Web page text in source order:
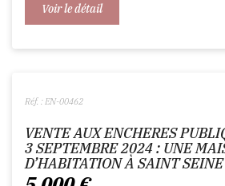
Voir le détail
VENTE AUX ENCHERES
3 SEPTEMBRE 2024 : UNE
D’HABITATION À SAINT
Réf. : EN-00462